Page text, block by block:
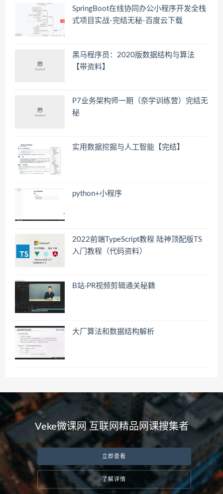
SpringBoot在线协同办公小程序开发全栈
式项目实战-完结无秘-百度云下载
黑马程序员：2020版数据结构与算法
【带资料】
P7业务架构师一期（奈学训练营）完结无
秘
实用数据挖掘与人工智能【完结】
python+小程序
2022前端TypeScript教程 陆神顶配版TS
入门教程（代码资料）
B站·PR视频剪辑通关秘籍
大厂算法和数据结构解析
Veke微课网 互联网精品网课搜集者
立即查看
了解详情